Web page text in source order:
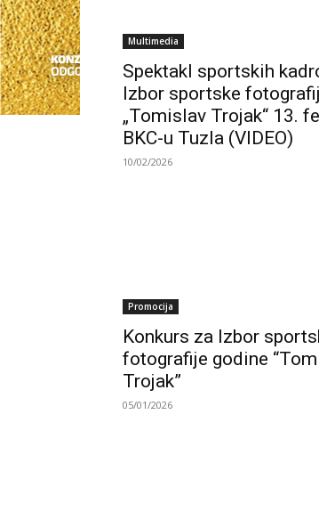
Multimedia
Spektakl sportskih
Izbor sportske
„Tomislav Trojak“ 13.
BKC-u Tuzla (VIDEO)
10/02/2026
Promocija
Konkurs za Izbor
fotografije godine
Trojak”
05/01/2026